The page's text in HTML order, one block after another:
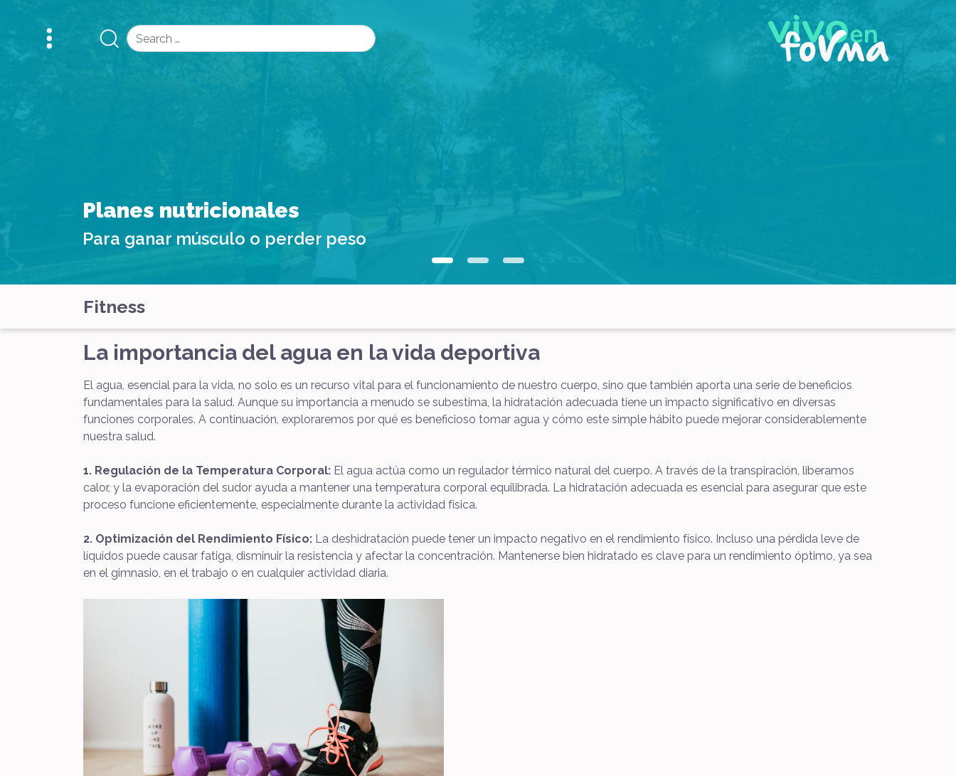
Search
Planes nutricionales
Para ganar músculo o perder peso
Fitness
La importancia del agua en la vida deportiva
El agua, esencial para la vida, no solo es un recurso vital para el funcionamiento de nuestro cuerpo, sino que también aporta una serie de beneficios
fundamentales para la salud. Aunque su importancia a menudo se subestima, la hidratación adecuada tiene un impacto significativo en diversas
funciones corporales. A continuación, exploraremos por qué es beneficioso tomar agua y cómo este simple hábito puede mejorar considerablemente
nuestra salud.
1. Regulación de la Temperatura Corporal: El agua actúa como un regulador térmico natural del cuerpo. A través de la transpiración, liberamos
calor, y la evaporación del sudor ayuda a mantener una temperatura corporal equilibrada. La hidratación adecuada es esencial para asegurar que este
proceso funcione eficientemente, especialmente durante la actividad física.
2. Optimización del Rendimiento Físico: La deshidratación puede tener un impacto negativo en el rendimiento físico. Incluso una pérdida leve de
líquidos puede causar fatiga, disminuir la resistencia y afectar la concentración. Mantenerse bien hidratado es clave para un rendimiento óptimo, ya sea
en el gimnasio, en el trabajo o en cualquier actividad diaria.